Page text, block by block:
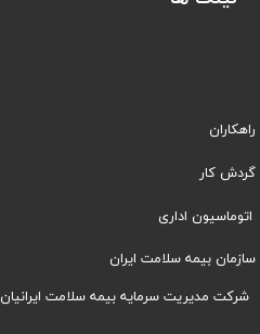
راهکاران
​​گردش کار
اتوماسیون اداری
سازمان بیمه سلامت ایران
شرکت مدیریت سرمایه بیمه سلامت ایرانیان